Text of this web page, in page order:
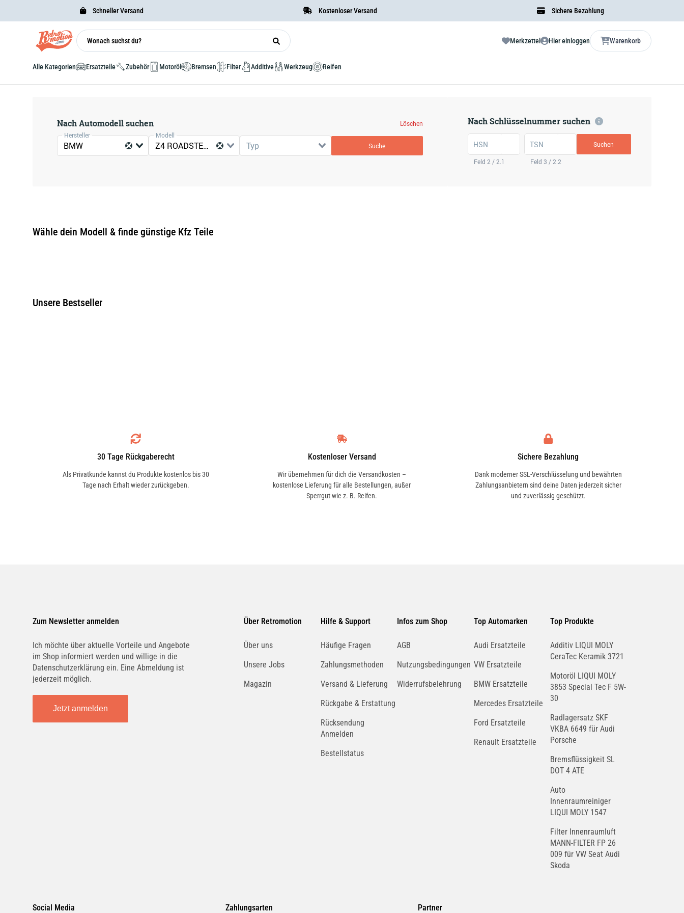
Schneller Versand Kostenloser Versand Sichere Bezahlung
Merkzettel Hier einloggen Warenkorb
Alle Kategorien Ersatzteile Zubehör Motoröl Bremsen Filter Additive Werkzeug Reifen
Nach Automodell suchen
Löschen
Hersteller
BMW
Modell
Z4 ROADSTER (E85) Typ Suche
Nach Schlüsselnummer suchen
HSN
Feld 2 / 2.1
TSN
Feld 3 / 2.2
Suchen
Wähle dein Modell & finde günstige Kfz Teile
Unsere Bestseller
30 Tage Rückgaberecht
Als Privatkunde kannst du Produkte kostenlos bis 30
Tage nach Erhalt wieder zurückgeben.
Kostenloser Versand
Wir übernehmen für dich die Versandkosten –
kostenlose Lieferung für alle Bestellungen, außer
Sperrgut wie z. B. Reifen.
Sichere Bezahlung
Dank moderner SSL-Verschlüsselung und bewährten
Zahlungsanbietern sind deine Daten jederzeit sicher
und zuverlässig geschützt.
Zum Newsletter anmelden
Ich möchte über aktuelle Vorteile und Angebote
im Shop informiert werden und willige in die
Datenschutzerklärung ein. Eine Abmeldung ist
jederzeit möglich.
Jetzt anmelden
Über Retromotion
Über uns
Unsere Jobs
Magazin
Hilfe & Support
Häufige Fragen
Zahlungsmethoden
Versand & Lieferung
Rückgabe & Erstattung
Rücksendung
Anmelden
Bestellstatus
Infos zum Shop
AGB
Nutzungsbedingungen
Widerrufsbelehrung
Top Automarken
Audi Ersatzteile
VW Ersatzteile
BMW Ersatzteile
Mercedes Ersatzteile
Ford Ersatzteile
Renault Ersatzteile
Top Produkte
Additiv LIQUI MOLY
CeraTec Keramik 3721
Motoröl LIQUI MOLY
3853 Special Tec F 5W-
30
Radlagersatz SKF
VKBA 6649 für Audi
Porsche
Bremsflüssigkeit SL
DOT 4 ATE
Auto
Innenraumreiniger
LIQUI MOLY 1547
Filter Innenraumluft
MANN-FILTER FP 26
009 für VW Seat Audi
Skoda
Social Media Zahlungsarten Partner